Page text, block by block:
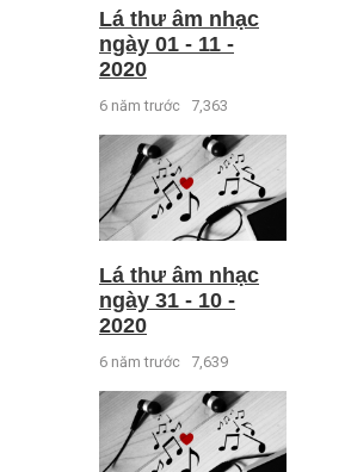
Lá thư âm nhạc
ngày 01 - 11 -
2020
6 năm trước 7,363
Lá thư âm nhạc
ngày 31 - 10 -
2020
6 năm trước 7,639